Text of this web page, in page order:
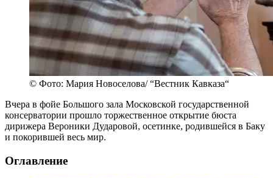
© Фото: Мария Новоселова/ “Вестник Кавказа“
Вчера в фойе Большого зала Московской государственной
консерватории прошло торжественное открытие бюста
дирижера Вероники Дударовой, осетинке, родившейся в Баку
и покорившей весь мир.
Оглавление